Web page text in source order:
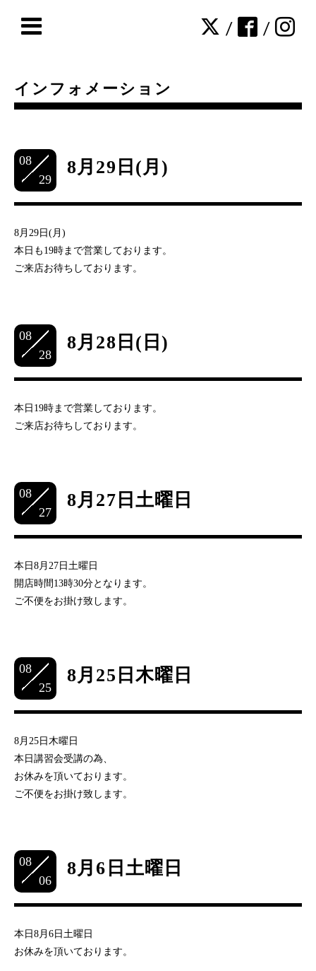
/ /
インフォメーション
08
29
8月29日(月)
8月29日(月)
本日も19時まで営業しております。
ご来店お待ちしております。
08
28
8月28日(日)
本日19時まで営業しております。
ご来店お待ちしております。
08
27
8月27日土曜日
本日8月27日土曜日
開店時間13時30分となります。
ご不便をお掛け致します。
08
25
8月25日木曜日
8月25日木曜日
本日講習会受講の為、
お休みを頂いております。
ご不便をお掛け致します。
08
06
8月6日土曜日
本日8月6日土曜日
お休みを頂いております。